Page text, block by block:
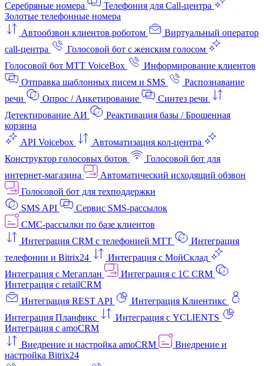
Серебряные номера
Телефония для Call-центра
Золотые телефонные номера
Автообзвон клиентов роботом
Виртуальный оператор
call-центра
Голосовой бот с женским голосом
Голосовой бот МТТ VoiceBox
Информирование клиентов
Отправка шаблонных писем и SMS
Распознавание
речи
Опрос / Анкетирование
Синтез речи
Детектирование АИ
Реактивация базы / Брошенная
корзина
API Voicebox
Автоматизация кол‑центра
Конструктор голосовых ботов
Голосовой бот для
интернет‑магазина
Автоматический исходящий обзвон
Голосовой бот для техподдержки
SMS API
Сервис SMS-рассылок
СМС-рассылки по базе клиентов
Интеграция CRM с телефонией МТТ
Интеграция
телефонии и Bitrix24
Интеграция с МойСклад
Интеграция с Мегаплан
Интеграция с 1C CRM
Интеграция с retailCRM
Интеграция REST API
Интеграция Клиентикс
Интеграция Планфикс
Интеграция с YCLIENTS
Интеграция с amoCRM
Внедрение и настройка amoCRM
Внедрение и
настройка Bitrix24